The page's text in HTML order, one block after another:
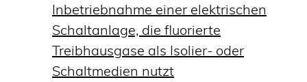
Inbetriebnahme einer elektrischen
Schaltanlage, die fluorierte
Treibhausgase als Isolier- oder
Schaltmedien nutzt